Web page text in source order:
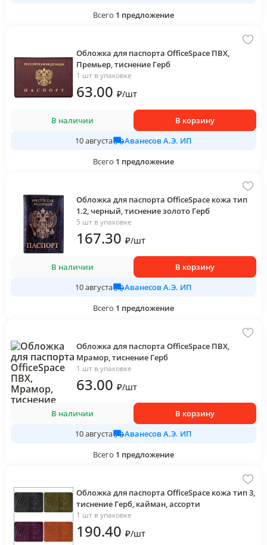
Всего 1 предложение
Обложка для паспорта OfficeSpace ПВХ,
Премьер, тиснение Герб
1 шт в упаковке
63.00 ₽/шт
В наличии
В корзину
10 августа
Аванесов А.Э. ИП
Всего 1 предложение
Обложка для паспорта OfficeSpace кожа тип
1.2, черный, тиснение золото Герб
5 шт в упаковке
167.30 ₽/шт
В наличии
В корзину
10 августа
Аванесов А.Э. ИП
Всего 1 предложение
Обложка для паспорта OfficeSpace ПВХ,
Мрамор, тиснение Герб
1 шт в упаковке
63.00 ₽/шт
В наличии
В корзину
10 августа
Аванесов А.Э. ИП
Всего 1 предложение
Обложка для паспорта OfficeSpace кожа тип 3,
тиснение Герб, кайман, ассорти
1 шт в упаковке
190.40 ₽/шт